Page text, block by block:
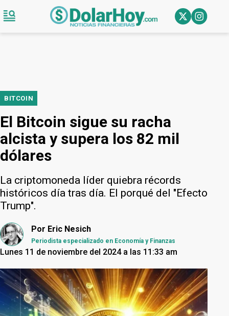
BITCOIN
El Bitcoin sigue su racha
alcista y supera los 82 mil
dólares
La criptomoneda líder quiebra récords
históricos día tras día. El porqué del "Efecto
Trump".
Por Eric Nesich
Periodista especializado en Economía y Finanzas
Lunes 11 de noviembre del 2024 a las 11:33 am